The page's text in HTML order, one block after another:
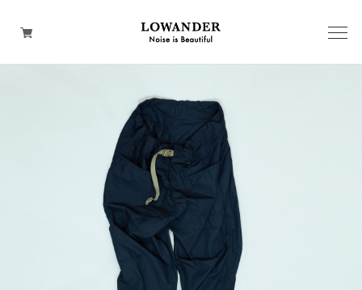
BACKPACK
SHOULDER
WEAR
HAND